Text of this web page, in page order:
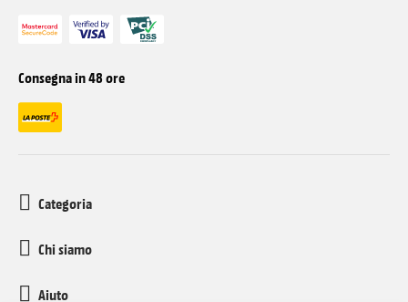
Consegna in 48 ore
Categoria
Chi siamo
Aiuto